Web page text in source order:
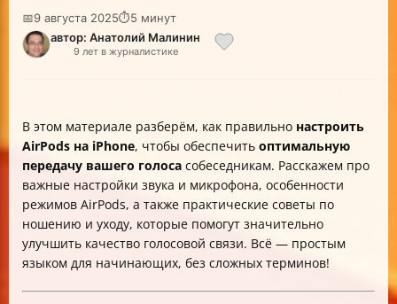
📅9 августа 2025⏱5 минут
автор: Анатолий Малинин
9 лет в журналистике
В этом материале разберём, как правильно настроить
AirPods на iPhone, чтобы обеспечить оптимальную
передачу вашего голоса собеседникам. Расскажем про
важные настройки звука и микрофона, особенности
режимов AirPods, а также практические советы по
ношению и уходу, которые помогут значительно
улучшить качество голосовой связи. Всё — простым
языком для начинающих, без сложных терминов!